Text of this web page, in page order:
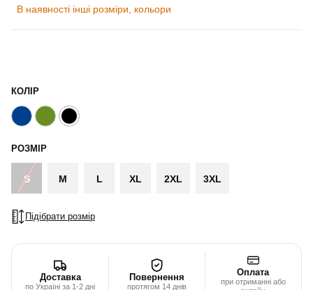
В наявності інші розміри, кольори
КОЛІР
РОЗМІР
S M L XL 2XL 3XL
Підібрати розмір
Доставка
по Україні за 1-2 дні
Повернення
протягом 14 днів
Оплата
при отриманні або